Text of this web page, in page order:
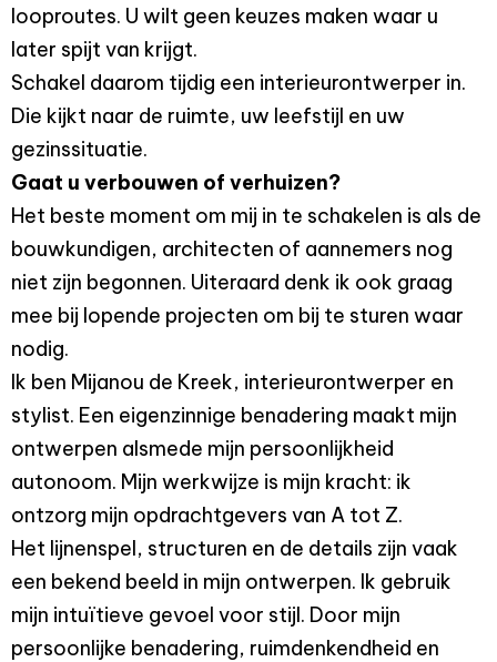
looproutes. U wilt geen keuzes maken waar u
later spijt van krijgt.
Schakel daarom tijdig een interieurontwerper in.
Die kijkt naar de ruimte, uw leefstijl en uw
gezinssituatie.
Gaat u verbouwen of verhuizen?
Het beste moment om mij in te schakelen is als de
bouwkundigen, architecten of aannemers nog
niet zijn begonnen. Uiteraard denk ik ook graag
mee bij lopende projecten om bij te sturen waar
nodig.
Ik ben Mijanou de Kreek, interieurontwerper en
stylist. Een eigenzinnige benadering maakt mijn
ontwerpen alsmede mijn persoonlijkheid
autonoom. Mijn werkwijze is mijn kracht: ik
ontzorg mijn opdrachtgevers van A tot Z.
Het lijnenspel, structuren en de details zijn vaak
een bekend beeld in mijn ontwerpen. Ik gebruik
mijn intuïtieve gevoel voor stijl. Door mijn
persoonlijke benadering, ruimdenkendheid en